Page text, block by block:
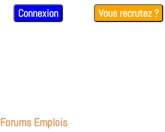
Connexion Vous recrutez ?
Forums Emplois